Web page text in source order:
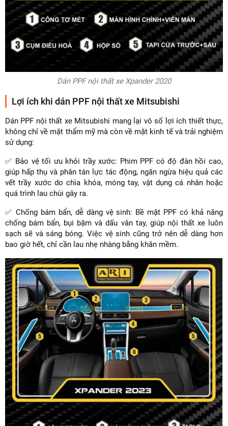
Dán PPF nội thất xe Xpander 2020
Lợi ích khi dán PPF nội thất xe Mitsubishi
Dán PPF nội thất xe Mitsubishi mang lại vô số lợi ích thiết thực,
không chỉ về mặt thẩm mỹ mà còn về mặt kinh tế và trải nghiệm
sử dụng:
✅ Bảo vệ tối ưu khỏi trầy xước: Phim PPF có độ đàn hồi cao,
giúp hấp thụ và phân tán lực tác động, ngăn ngừa hiệu quả các
vết trầy xước do chìa khóa, móng tay, vật dụng cá nhân hoặc
quá trình lau chùi gây ra.
✅ Chống bám bẩn, dễ dàng vệ sinh: Bề mặt PPF có khả năng
chống bám bẩn, bụi bặm và dấu vân tay, giúp nội thất xe luôn
sạch sẽ và sáng bóng. Việc vệ sinh cũng trở nên dễ dàng hơn
bao giờ hết, chỉ cần lau nhẹ nhàng bằng khăn mềm.